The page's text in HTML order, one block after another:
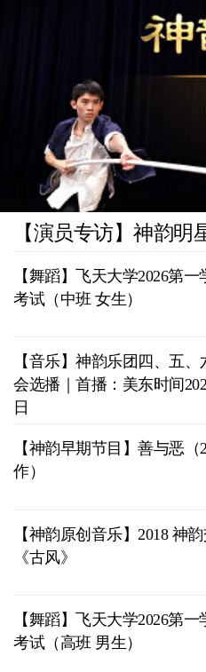
【演员专访】神韵
【舞蹈】飞天大学2026第
考试（中班 女生）
【音乐】神韵乐团四、五
会选播｜首播：美东时间
日
【神韵早期节目】善与恶（
作）
【神韵原创音乐】2018 神
《古风》
【舞蹈】飞天大学2026第
考试（高班 男生）